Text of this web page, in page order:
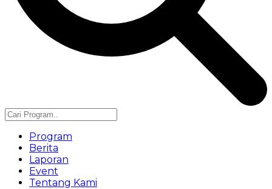
Program
Berita
Laporan
Event
Tentang Kami